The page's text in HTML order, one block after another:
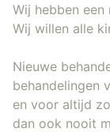
Wij hebben een
Wij willen alle
Nieuwe
behandelingen
en voor altijd
dan ook nooit